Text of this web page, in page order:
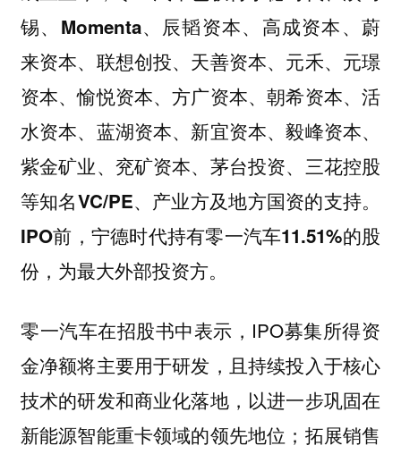
锡、Momenta、辰韬资本、高成资本、蔚
来资本、联想创投、天善资本、元禾、元璟
资本、愉悦资本、方广资本、朝希资本、活
水资本、蓝湖资本、新宜资本、毅峰资本、
紫金矿业、兖矿资本、茅台投资、三花控股
等知名VC/PE、产业方及地方国资的支持。
IPO前，宁德时代持有零一汽车11.51%的股
份，为最大外部投资方。
零一汽车在招股书中表示，IPO募集所得资
金净额将主要用于研发，且持续投入于核心
技术的研发和商业化落地，以进一步巩固在
新能源智能重卡领域的领先地位；拓展销售